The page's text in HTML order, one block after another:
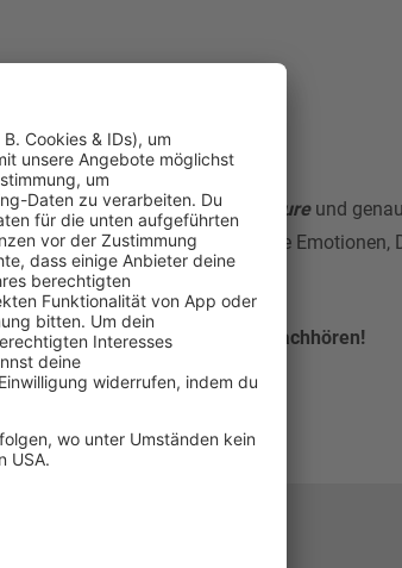
neues Album trägt den Titel Pure und genau
liebt sie gerade große Emotionen,
der perfekte Start gewesen.
delta und danach hier zum Nachhören!